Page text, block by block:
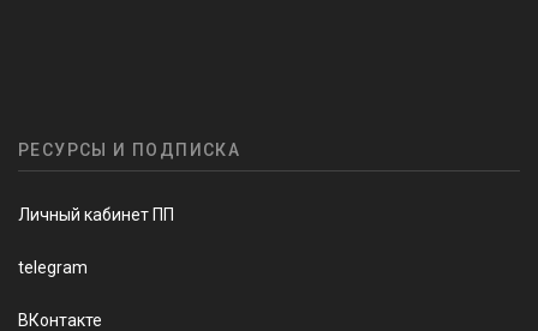
РЕСУРСЫ И ПОДПИСКА
Личный кабинет ПП
telegram
ВКонтакте